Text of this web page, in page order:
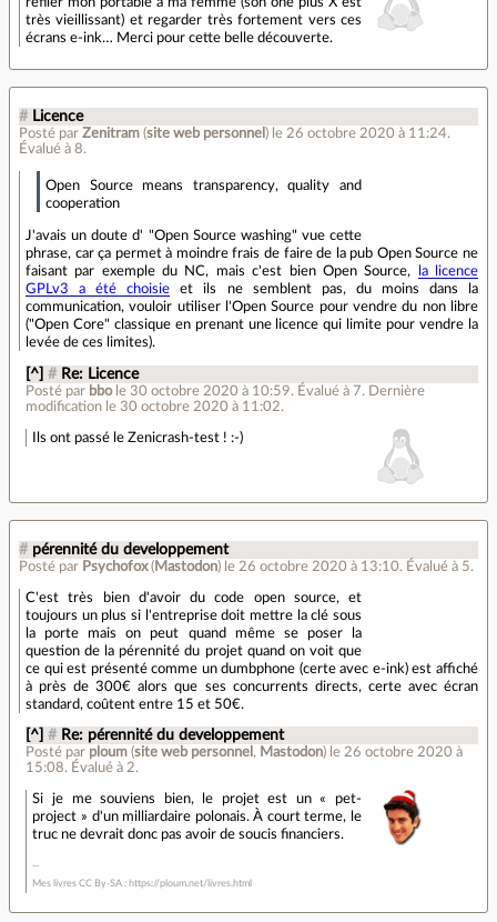
très vieillissant) et regarder très fortement vers ces
écrans e-ink… Merci pour cette belle découverte.
# Licence
Posté par Zenitram (site web personnel ) le 26 octobre 2020 à 11:24.
Évalué à 8.
Open Source means transparency, quality and
cooperation
J'avais un doute d' "Open Source washing" vue cette
phrase, car ça permet à moindre frais de faire de la pub Open Source ne
faisant par exemple du NC, mais c'est bien Open Source,
la licence
GPLv3 a été choisie et ils ne semblent pas, du moins dans la
communication, vouloir utiliser l'Open Source pour vendre du non libre
("Open Core" classique en prenant une licence qui limite pour vendre la
levée de ces limites).
[^] # Re: Licence
Posté par bbo le 30 octobre 2020 à 10:59. Évalué à7. Dernière
modification le 30 octobre 2020 à 11:02.
Ils ont passé le Zenicrash-test ! :-)
# pérennité du developpement
Posté par Psychofox( Mastodon) le 26 octobre 2020 à 13:10. Évalué à 5.
C'est très bien d'avoir du code open source, et
toujours un plus si l'entreprise doit mettre la clé sous
la porte mais on peut quand même se poser la
question de la pérennité du projet quand on voit que
ce qui est présenté comme un dumbphone (certe avec e-ink) est affiché
à près de 300€ alors que ses concurrents directs, certe avec écran
standard, coûtent entre 15 et 50€.
[^] # Re: pérennité du developpement
Posté par ploum (site web personnel , Mastodon) le 26 octobre 2020 à
15:08. Évalué à 2.
Si je me souviens bien, le projet est un « pet-
project » d'un milliardaire polonais. À court terme, le
truc ne devrait donc pas avoir de soucis financiers.
Mes livres CC By-SA : https://ploum.net/livres.html